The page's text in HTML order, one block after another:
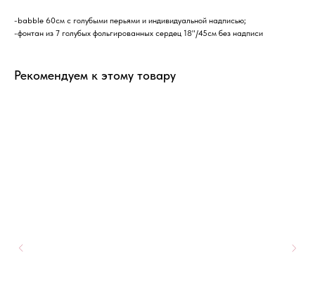
-babble 60см с голубыми перьями и индивидуальной надписью;
-фонтан из 7 голубых фольгированных сердец 18"/45см без надписи
Рекомендуем к этому товару